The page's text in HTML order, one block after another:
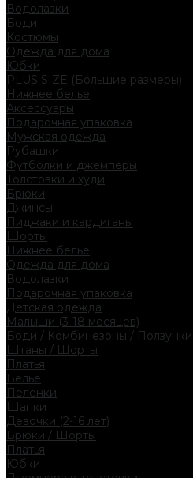
Водолазки
Боди
Костюмы
Одежда для дома
Юбки
PLUS SIZE (Большие размеры)
Нижнее белье
Аксессуары
Подарочная упаковка
Мужская одежда
Рубашки
Футболки и джемперы
Толстовки и худи
Брюки
Джинсы
Пиджаки и кардиганы
Шорты
Нижнее белье
Одежда для дома
Водолазки
Подарочная упаковка
Детская одежда
Малыши (3-18 месяцев)
Боди / Комбинезоны / Ползунки
Штаны / Шорты
Платья
Белье
Пеленки
Шапки
Девочки (2-16 лет)
Брюки / Шорты
Платья
Юбки